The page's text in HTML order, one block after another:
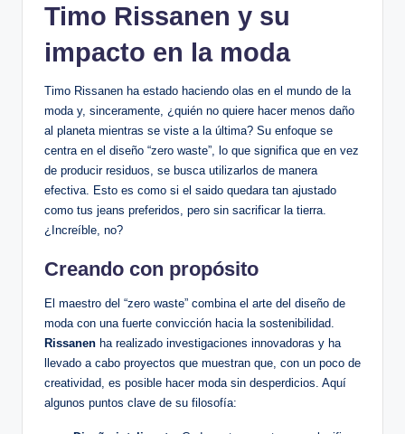
Timo Rissanen y su
impacto en la moda
Timo Rissanen ha estado haciendo olas en el mundo de la
moda y, sinceramente, ¿quién no quiere hacer menos daño
al planeta mientras se viste a la última? Su enfoque se
centra en el diseño “zero waste”, lo que significa que en vez
de producir residuos, se busca utilizarlos de manera
efectiva. Esto es como si el saido quedara tan ajustado
como tus jeans preferidos, pero sin sacrificar la tierra.
¿Increíble, no?
Creando con propósito
El maestro del “zero waste” combina el arte del diseño de
moda con una fuerte convicción hacia la sostenibilidad.
Rissanen ha realizado investigaciones innovadoras y ha
llevado a cabo proyectos que muestran que, con un poco de
creatividad, es posible hacer moda sin desperdicios. Aquí
algunos puntos clave de su filosofía: